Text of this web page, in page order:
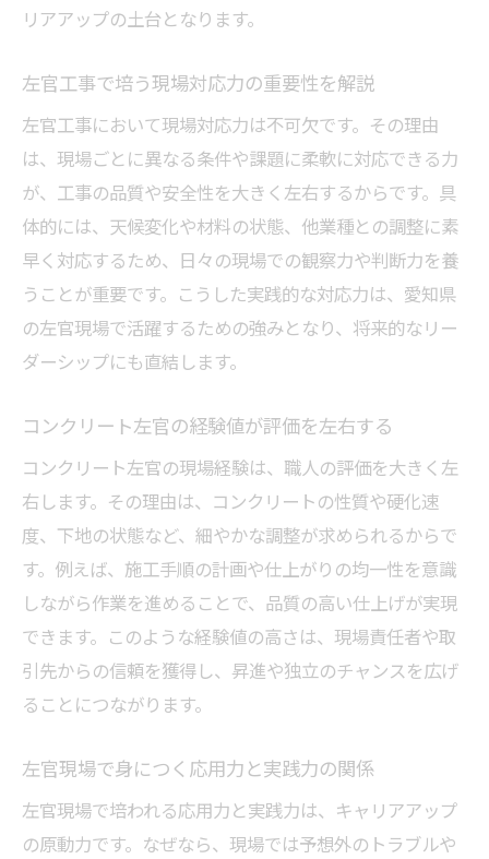
リアアップの土台となります。
左官工事で培う現場対応力の重要性を解説
左官工事において現場対応力は不可欠です。その理由
は、現場ごとに異なる条件や課題に柔軟に対応できる力
が、工事の品質や安全性を大きく左右するからです。具
体的には、天候変化や材料の状態、他業種との調整に素
早く対応するため、日々の現場での観察力や判断力を養
うことが重要です。こうした実践的な対応力は、愛知県
の左官現場で活躍するための強みとなり、将来的なリー
ダーシップにも直結します。
コンクリート左官の経験値が評価を左右する
コンクリート左官の現場経験は、職人の評価を大きく左
右します。その理由は、コンクリートの性質や硬化速
度、下地の状態など、細やかな調整が求められるからで
す。例えば、施工手順の計画や仕上がりの均一性を意識
しながら作業を進めることで、品質の高い仕上げが実現
できます。このような経験値の高さは、現場責任者や取
引先からの信頼を獲得し、昇進や独立のチャンスを広げ
ることにつながります。
左官現場で身につく応用力と実践力の関係
左官現場で培われる応用力と実践力は、キャリアアップ
の原動力です。なぜなら、現場では予想外のトラブルや